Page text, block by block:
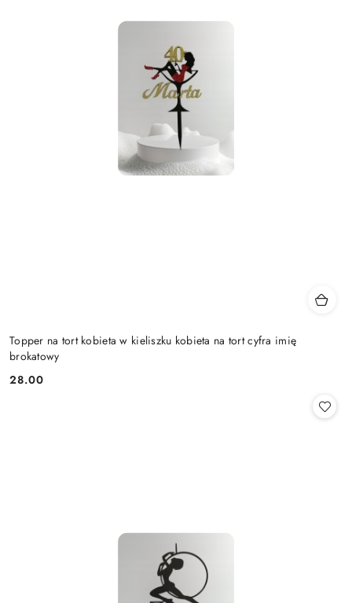
Topper na tort kobieta w kieliszku kobieta na tort cyfra imię
brokatowy
Cena:
28.00